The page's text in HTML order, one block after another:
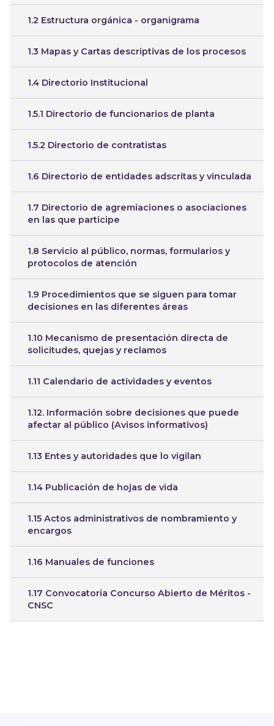
1.2 Estructura orgánica - organigrama
1.3 Mapas y Cartas descriptivas de los procesos
1.4 Directorio Institucional
1.5.1 Directorio de funcionarios de planta
1.5.2 Directorio de contratistas
1.6 Directorio de entidades adscritas y vinculada
1.7 Directorio de agremiaciones o asociaciones
en las que participe
1.8 Servicio al público, normas, formularios y
protocolos de atención
1.9 Procedimientos que se siguen para tomar
decisiones en las diferentes áreas
1.10 Mecanismo de presentación directa de
solicitudes, quejas y reclamos
1.11 Calendario de actividades y eventos
1.12. Información sobre decisiones que puede
afectar al público (Avisos informativos)
1.13 Entes y autoridades que lo vigilan
1.14 Publicación de hojas de vida
1.15 Actos administrativos de nombramiento y
encargos
1.16 Manuales de funciones
1.17 Convocatoria Concurso Abierto de Méritos -
CNSC